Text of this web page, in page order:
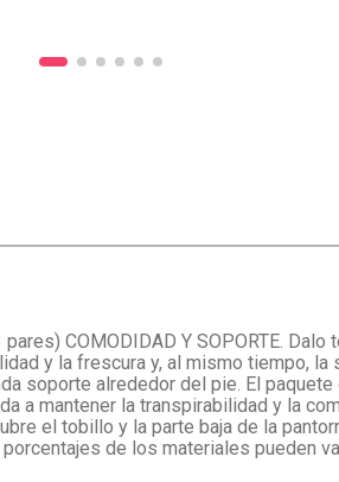
COMODIDAD Y SOPORTE.
y la frescura y, al mismo tiempo,
soporte alrededor del pie. El
a mantener la transpirabilidad y la
el tobillo y la parte baja de la
de los materiales pueden